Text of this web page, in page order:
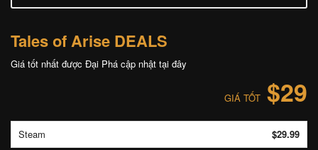
Tales of Arise DEALS
Giá tốt nhất được Đại Phá cập nhật tại đây
GIÁ TỐT $29
Steam $29.99